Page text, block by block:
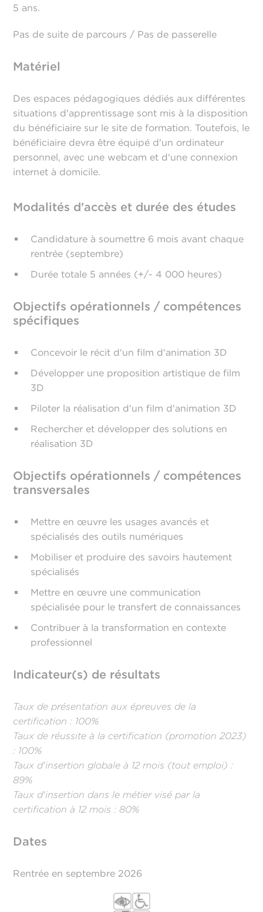
5 ans.
Pas de suite de parcours / Pas de passerelle
Matériel
Des espaces pédagogiques dédiés aux différentes
situations d'apprentissage sont mis à la disposition
du bénéficiaire sur le site de formation. Toutefois, le
bénéficiaire devra être équipé d'un ordinateur
personnel, avec une webcam et d'une connexion
internet à domicile.
Modalités d'accès et durée des études
Candidature à soumettre 6 mois avant chaque
rentrée (septembre)
Durée totale 5 années (+/- 4 000 heures)
Objectifs opérationnels / compétences
spécifiques
Concevoir le récit d'un film d'animation 3D
Développer une proposition artistique de film
3D
Piloter la réalisation d'un film d'animation 3D
Rechercher et développer des solutions en
réalisation 3D
Objectifs opérationnels / compétences
transversales
Mettre en œuvre les usages avancés et
spécialisés des outils numériques
Mobiliser et produire des savoirs hautement
spécialisés
Mettre en œuvre une communication
spécialisée pour le transfert de connaissances
Contribuer à la transformation en contexte
professionnel
Indicateur(s) de résultats
Taux de présentation aux épreuves de la
certification : 100%
Taux de réussite à la certification (promotion 2023)
: 100%
Taux d'insertion globale à 12 mois (tout emploi) :
89%
Taux d'insertion dans le métier visé par la
certification à 12 mois : 80%
Dates
Rentrée en septembre 2026